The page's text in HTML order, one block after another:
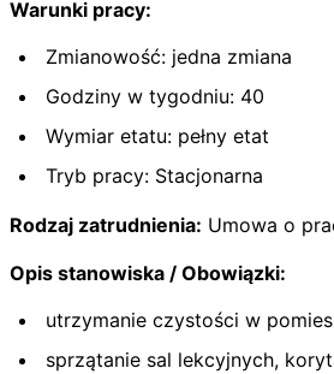
Warunki pracy:
Zmianowość: jedna zmiana
Godziny w tygodniu: 40
Wymiar etatu: pełny etat
Tryb pracy: Stacjonarna
Rodzaj zatrudnienia: Umowa o
Opis stanowiska / Obowiązki:
utrzymanie czystości w
sprzątanie sal lekcyjnych,